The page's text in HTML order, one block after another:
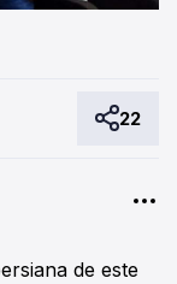
22
de este